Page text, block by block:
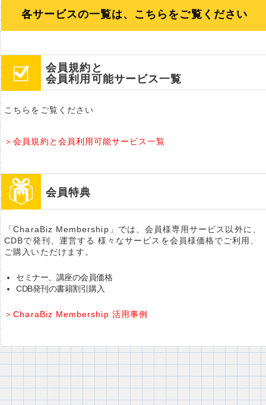
各サービスの一覧は、こちらをご覧ください
会員規約と
会員利用可能サービス一覧
こちらをご覧ください
＞会員規約と会員利用可能サービス一覧
会員特典
「CharaBiz Membership」では、会員様専用サービス以外に、
CDBで発刊、運営する 様々なサービスを会員様価格でご利用、
ご購入いただけます。
セミナー、講座の会員価格
CDB発刊の書籍割引購入
＞CharaBiz Membership 活用事例